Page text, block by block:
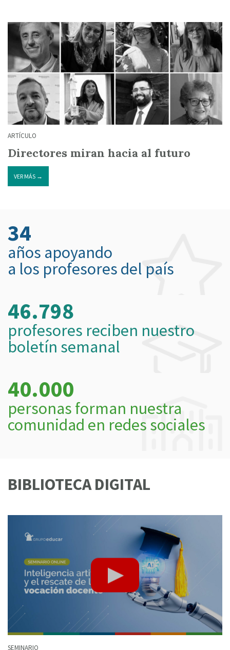
ARTÍCULO
Directores miran hacia al futuro
VER MÁS →
34
años apoyando
a los profesores del país
46.798
profesores reciben nuestro
boletín semanal
40.000
personas forman nuestra
comunidad en redes sociales
BIBLIOTECA DIGITAL
SEMINARIO